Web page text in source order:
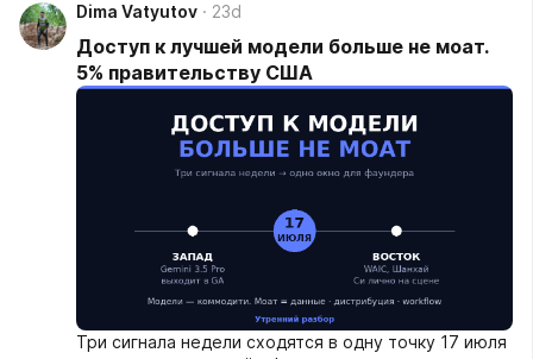
Dima Vatyutov 23d
Доступ к лучшей модели больше не моат.
5% правительству США
Три сигнала недели сходятся в одну точку 17 июля